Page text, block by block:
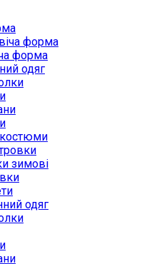
форма
форма
одяг
костюми
зимові
одяг